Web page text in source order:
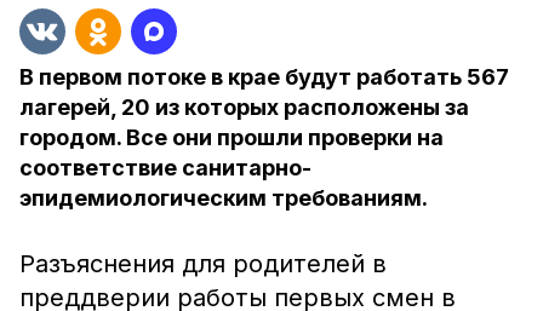
В первом потоке в крае будут работать 567
лагерей, 20 из которых расположены за
городом. Все они прошли проверки на
соответствие санитарно-
эпидемиологическим требованиям.
Разъяснения для родителей в
преддверии работы первых смен в